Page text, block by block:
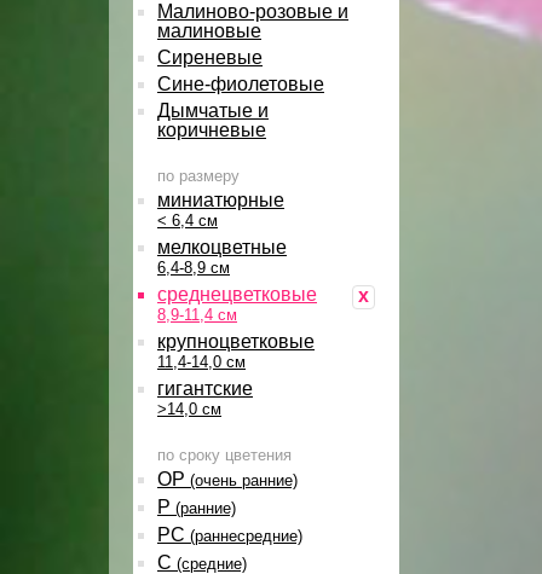
Малиново-розовые и
малиновые
Сиреневые
Сине-фиолетовые
Дымчатые и
коричневые
по размеру
миниатюрные
< 6,4 см
мелкоцветные
6,4-8,9 см
x
среднецветковые
8,9-11,4 см
крупноцветковые
11,4-14,0 см
гигантские
>14,0 см
по сроку цветения
ОР (очень ранние)
Р (ранние)
РС (раннесредние)
С (средние)